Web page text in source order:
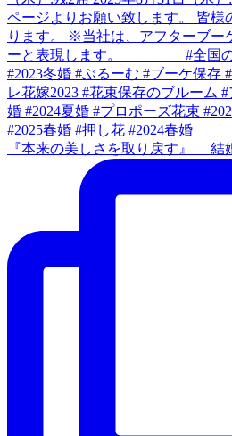
『本来の美しさを取り戻す』 結